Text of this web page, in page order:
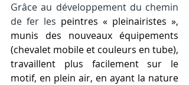
Grâce au développement du chemin
de fer les peintres « pleinairistes »,
munis des nouveaux équipements
(chevalet mobile et couleurs en tube),
travaillent plus facilement sur le
motif, en plein air, en ayant la nature